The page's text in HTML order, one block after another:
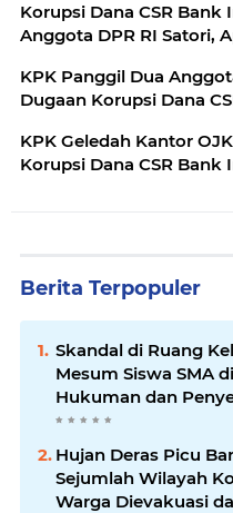
Korupsi Dana CSR Bank
Anggota DPR RI Satori,
KPK Panggil Dua
Dugaan Korupsi Dana
KPK Geledah Kantor
Korupsi Dana CSR Bank
Berita Terpopuler
Skandal di Ruang
Mesum Siswa SMA
Hukuman dan
Mengikuti
Hujan Deras Picu
Sejumlah Wilayah
Warga Dievakuasi